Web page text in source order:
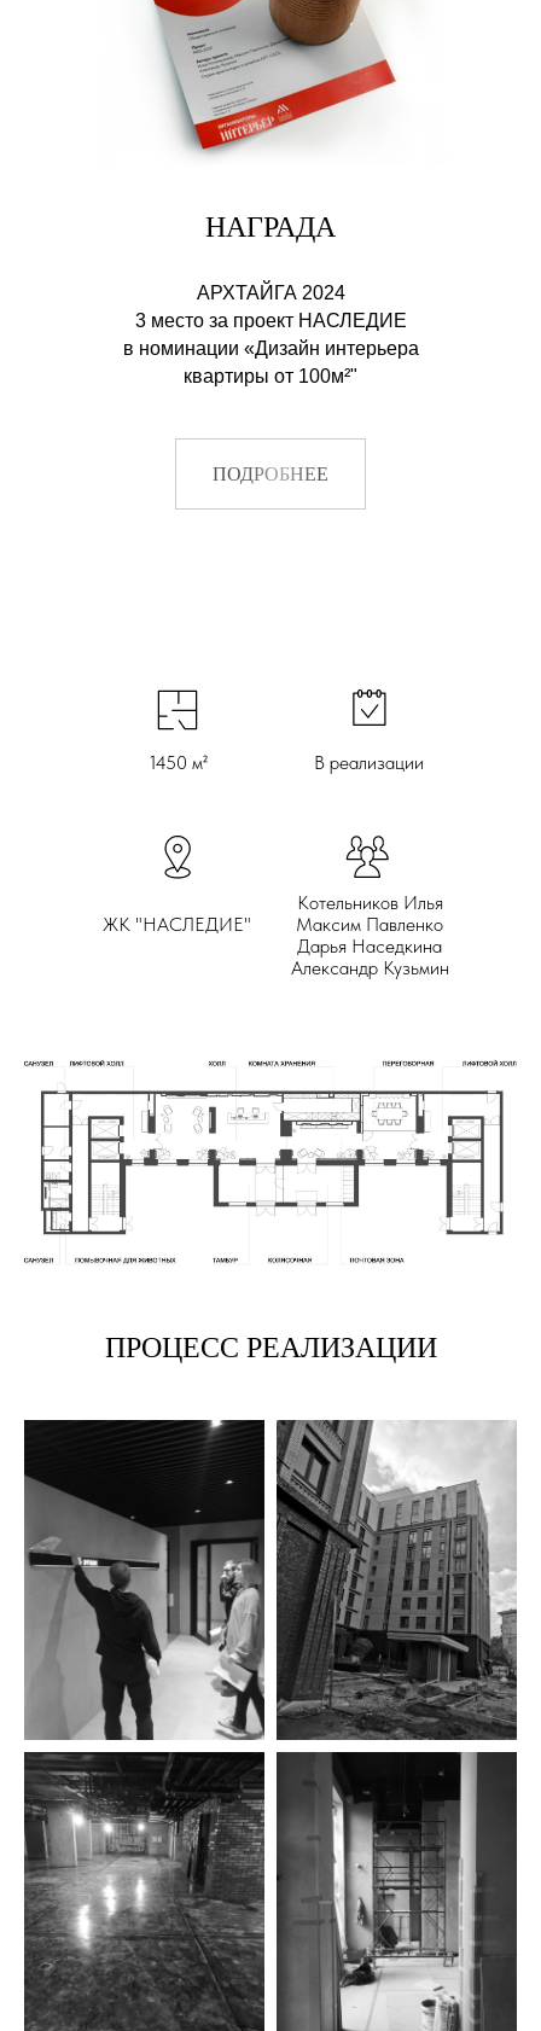
НАГРАДА
АРХТАЙГА 2024
3 место за проект НАСЛЕДИЕ
в номинации «Дизайн интерьера
квартиры от 100м²"
ПОДРОБНЕЕ
ЖК "НАСЛЕДИЕ"
1450 м² В реализации
Котельников Илья
Максим Павленко
Дарья Наседкина
Александр Кузьмин
ПРОЦЕСС РЕАЛИЗАЦИИ